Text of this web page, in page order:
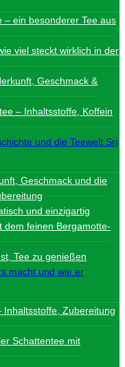
– ein besonderer Tee aus
viel steckt wirklich in der
Geschmack &
– Inhaltsstoffe, Koffein
und die Teewelt Sri
Geschmack und die
und einzigartig
dem feinen Bergamotte-
Tee zu genießen
macht und wie er
Inhaltsstoffe, Zubereitung
Schattentee mit